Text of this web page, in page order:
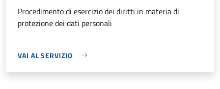
Procedimento di esercizio dei diritti in materia di
protezione dei dati personali
VAI AL SERVIZIO